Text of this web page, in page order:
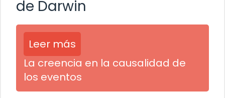
de Darwin
Leer más
La creencia en la causalidad de
los eventos